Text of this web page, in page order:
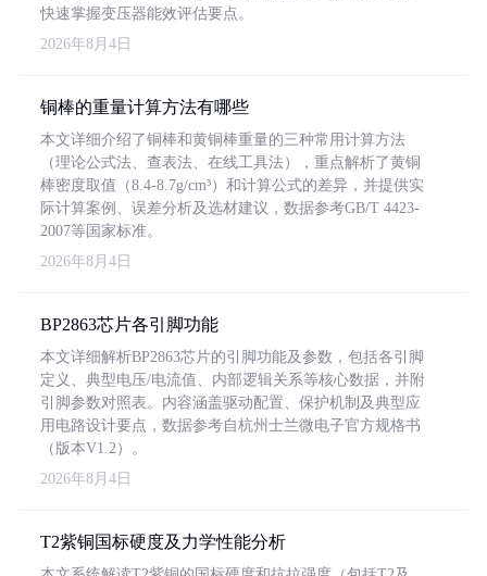
快速掌握变压器能效评估要点。
2026年8月4日
铜棒的重量计算方法有哪些
本文详细介绍了铜棒和黄铜棒重量的三种常用计算方法
（理论公式法、查表法、在线工具法），重点解析了黄铜
棒密度取值（8.4-8.7g/cm³）和计算公式的差异，并提供实
际计算案例、误差分析及选材建议，数据参考GB/T 4423-
2007等国家标准。
2026年8月4日
BP2863芯片各引脚功能
本文详细解析BP2863芯片的引脚功能及参数，包括各引脚
定义、典型电压/电流值、内部逻辑关系等核心数据，并附
引脚参数对照表。内容涵盖驱动配置、保护机制及典型应
用电路设计要点，数据参考自杭州士兰微电子官方规格书
（版本V1.2）。
2026年8月4日
T2紫铜国标硬度及力学性能分析